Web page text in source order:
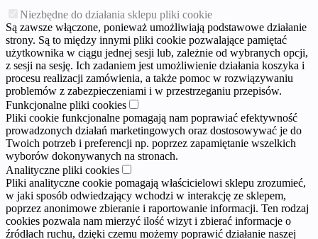
Niezbędne do działania sklepu pliki cookie
Są zawsze włączone, ponieważ umożliwiają podstawowe działanie
strony. Są to między innymi pliki cookie pozwalające pamiętać
użytkownika w ciągu jednej sesji lub, zależnie od wybranych opcji,
z sesji na sesję. Ich zadaniem jest umożliwienie działania koszyka i
procesu realizacji zamówienia, a także pomoc w rozwiązywaniu
problemów z zabezpieczeniami i w przestrzeganiu przepisów.
Funkcjonalne pliki cookies
Pliki cookie funkcjonalne pomagają nam poprawiać efektywność
prowadzonych działań marketingowych oraz dostosowywać je do
Twoich potrzeb i preferencji np. poprzez zapamiętanie wszelkich
wyborów dokonywanych na stronach.
Analityczne pliki cookies
Pliki analityczne cookie pomagają właścicielowi sklepu zrozumieć,
w jaki sposób odwiedzający wchodzi w interakcję ze sklepem,
poprzez anonimowe zbieranie i raportowanie informacji. Ten rodzaj
cookies pozwala nam mierzyć ilość wizyt i zbierać informacje o
źródłach ruchu, dzięki czemu możemy poprawić działanie naszej